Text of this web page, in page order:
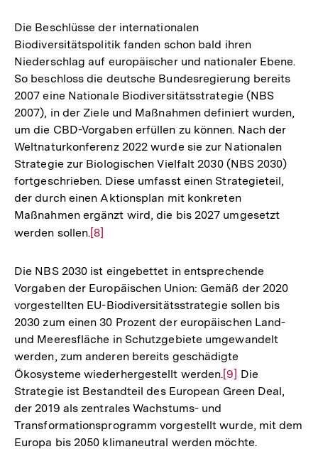
der
Fußnote
Die Beschlüsse der internationalen
Biodiversitätspolitik fanden schon bald ihren
Niederschlag auf europäischer und nationaler Ebene.
So beschloss die deutsche Bundesregierung bereits
2007 eine Nationale Biodiversitätsstrategie (NBS
2007), in der Ziele und Maßnahmen definiert wurden,
um die CBD-Vorgaben erfüllen zu können. Nach der
Weltnaturkonferenz 2022 wurde sie zur Nationalen
Strategie zur Biologischen Vielfalt 2030 (NBS 2030)
fortgeschrieben. Diese umfasst einen Strategieteil,
der durch einen Aktionsplan mit konkreten
Maßnahmen ergänzt wird, die bis 2027 umgesetzt
werden sollen.Zur
der
Fußnote
[8]
Die NBS 2030 ist eingebettet in entsprechende
Vorgaben der Europäischen Union: Gemäß der 2020
vorgestellten EU-Biodiversitätsstrategie sollen bis
2030 zum einen 30 Prozent der europäischen Land-
und Meeresfläche in Schutzgebiete umgewandelt
werden, zum anderen bereits geschädigte
Ökosysteme wiederhergestellt werden.Zur
Auflösung
Fußnote
[9] Die
Strategie ist Bestandteil des European Green Deal,
der 2019 als zentrales Wachstums- und
Transformationsprogramm vorgestellt wurde, mit dem
Europa bis 2050 klimaneutral werden möchte.